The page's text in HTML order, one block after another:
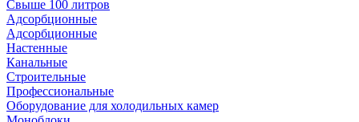
Свыше 100 литров
Адсорбционные
Адсорбционные
Настенные
Канальные
Строительные
Профессиональные
Оборудование для холодильных камер